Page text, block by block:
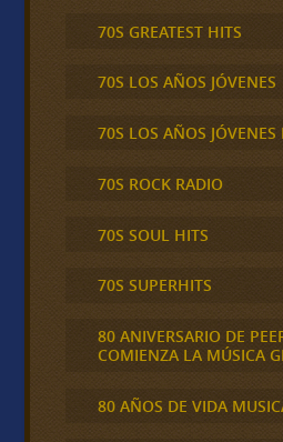
70S GREATEST HITS
70S LOS AÑOS JÓVENES
70S LOS AÑOS
70S ROCK RADIO
70S SOUL HITS
70S SUPERHITS
80 ANIVERSARIO DE
COMIENZA LA MÚSICA
80 AÑOS DE VIDA